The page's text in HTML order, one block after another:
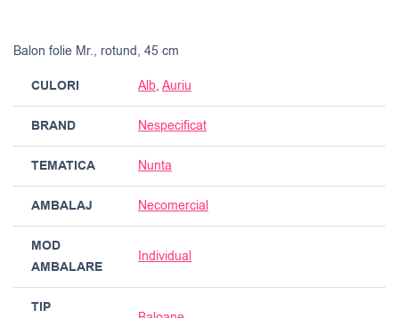
Balon folie Mr., rotund, 45 cm
CULORI Alb, Auriu
BRAND Nespecificat
TEMATICA Nunta
AMBALAJ Necomercial
MOD
AMBALARE
Individual
TIP